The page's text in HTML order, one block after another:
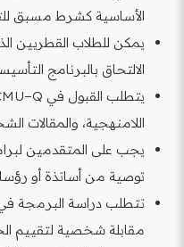
الأساسية كشرط مسبق
يمكن للطلاب القطريين
الالتحاق بالبرنامج
اللامنهجية، والمقالات
يجب على المتقدمين
توصية من أساتذة أو
تتطلب دراسة البرمجة
مقابلة شخصية لتقييم